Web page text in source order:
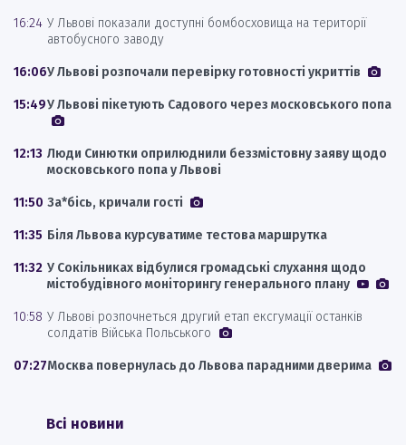
16:24 У Львові показали доступні бомбосховища на території
автобусного заводу
16:06У Львові розпочали перевірку готовності укриттів
15:49У Львові пікетують Садового через московського попа
12:13 Люди Синютки оприлюднили беззмістовну заяву щодо
московського попа у Львові
11:50 За*бісь, кричали гості
11:35 Біля Львова курсуватиме тестова маршрутка
11:32 У Сокільниках відбулися громадські слухання щодо
містобудівного моніторингу генерального плану
10:58 У Львові розпочнеться другий етап ексгумації останків
солдатів Війська Польського
07:27Москва повернулась до Львова парадними дверима
Всі новини